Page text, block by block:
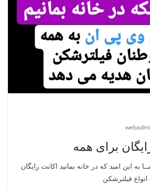
برای همه
به این امید که در خانه بمانید اکانت رایگان